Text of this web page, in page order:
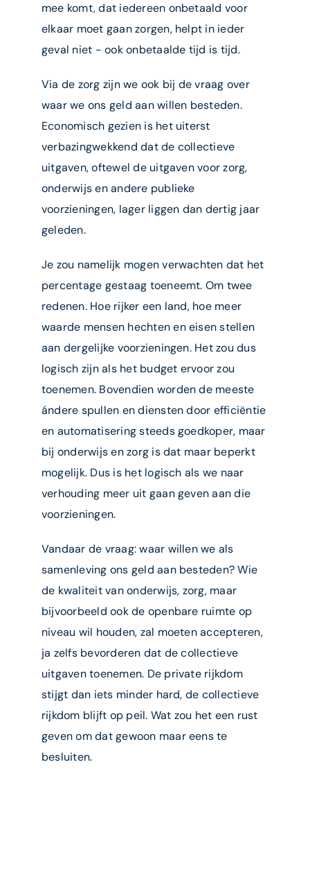
mee komt, dat iedereen onbetaald voor
elkaar moet gaan zorgen, helpt in ieder
geval niet − ook onbetaalde tijd is tijd.
Via de zorg zijn we ook bij de vraag over
waar we ons geld aan willen besteden.
Economisch gezien is het uiterst
verbazingwekkend dat de collectieve
uitgaven, oftewel de uitgaven voor zorg,
onderwijs en andere publieke
voorzieningen, lager liggen dan dertig jaar
geleden.
Je zou namelijk mogen verwachten dat het
percentage gestaag toeneemt. Om twee
redenen. Hoe rijker een land, hoe meer
waarde mensen hechten en eisen stellen
aan dergelijke voorzieningen. Het zou dus
logisch zijn als het budget ervoor zou
toenemen. Bovendien worden de meeste
ándere spullen en diensten door efficiëntie
en automatisering steeds goedkoper, maar
bij onderwijs en zorg is dat maar beperkt
mogelijk. Dus is het logisch als we naar
verhouding meer uit gaan geven aan die
voorzieningen.
Vandaar de vraag: waar willen we als
samenleving ons geld aan besteden? Wie
de kwaliteit van onderwijs, zorg, maar
bijvoorbeeld ook de openbare ruimte op
niveau wil houden, zal moeten accepteren,
ja zelfs bevorderen dat de collectieve
uitgaven toenemen. De private rijkdom
stijgt dan iets minder hard, de collectieve
rijkdom blijft op peil. Wat zou het een rust
geven om dat gewoon maar eens te
besluiten.